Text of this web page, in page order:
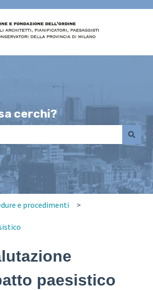
cerchi?
suggerimenti perché il campo di
e procedimenti
paesistico